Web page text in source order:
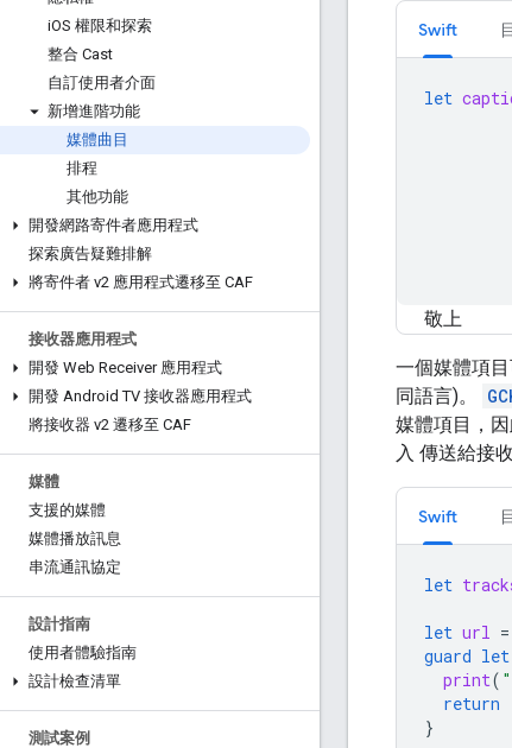
iOS 權限和探索
整合 Cast
自訂使用者介面
新增進階功能
媒體曲目
排程
其他功能
開發網路寄件者應用程式
探索廣告疑難排解
將寄件者 v2 應用程式遷移至 CAF
接收器應用程式
開發 Web Receiver 應用程式
開發 Android TV 接收器應用程式
將接收器 v2 遷移至 CAF
媒體
支援的媒體
媒體播放訊息
串流通訊協定
設計指南
使用者體驗指南
設計檢查清單
測試案例
Swift
let
敬上
一個媒體項
同語言)。
媒體項目，
入 傳送給接
Swift
let
let url =
guard let
print(
return
}